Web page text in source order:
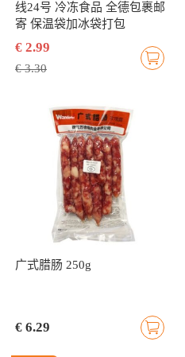
线24号 冷冻食品 全德包裹邮
寄 保温袋加冰袋打包
€ 2.99
€ 3.30
广式腊肠 250g
€ 6.29